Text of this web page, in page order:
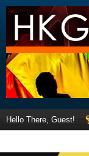
Hello There, Guest!